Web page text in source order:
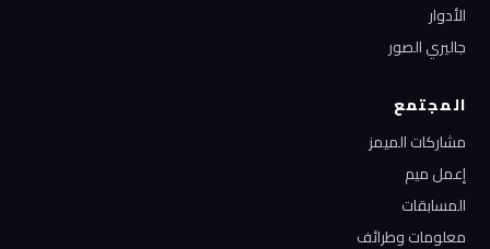
الأدوار
جاليري الصور
المجتمع
مشاركات الميمز
إعمل ميم
المسابقات
معلومات وطرائف